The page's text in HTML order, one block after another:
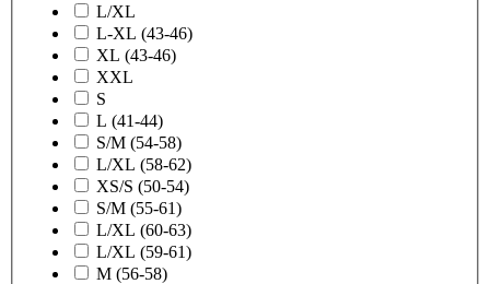
L/XL
L-XL (43-46)
XL (43-46)
XXL
S
L (41-44)
S/M (54-58)
L/XL (58-62)
XS/S (50-54)
S/M (55-61)
L/XL (60-63)
L/XL (59-61)
M (56-58)